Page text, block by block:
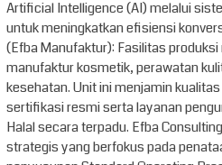
Artificial Intelligence (AI) melalui
untuk meningkatkan efisiensi
(Efba Manufaktur): Fasilitas
manufaktur kosmetik, perawatan
kesehatan. Unit ini menjamin
sertifikasi resmi serta layanan
Halal secara terpadu. Efba
strategis yang berfokus pada